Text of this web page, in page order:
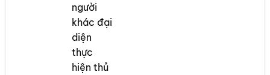
người
khác đại
diện
thực
hiện thủ